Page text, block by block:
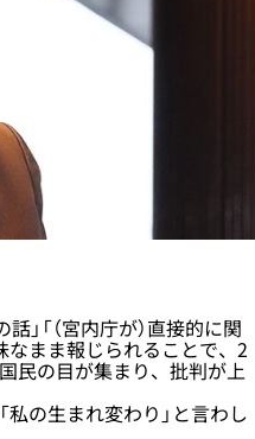
」「（宮内庁が）直接的に関
なまま報じられることで、2
民の目が集まり、批判が上
の生まれ変わり」と言わし